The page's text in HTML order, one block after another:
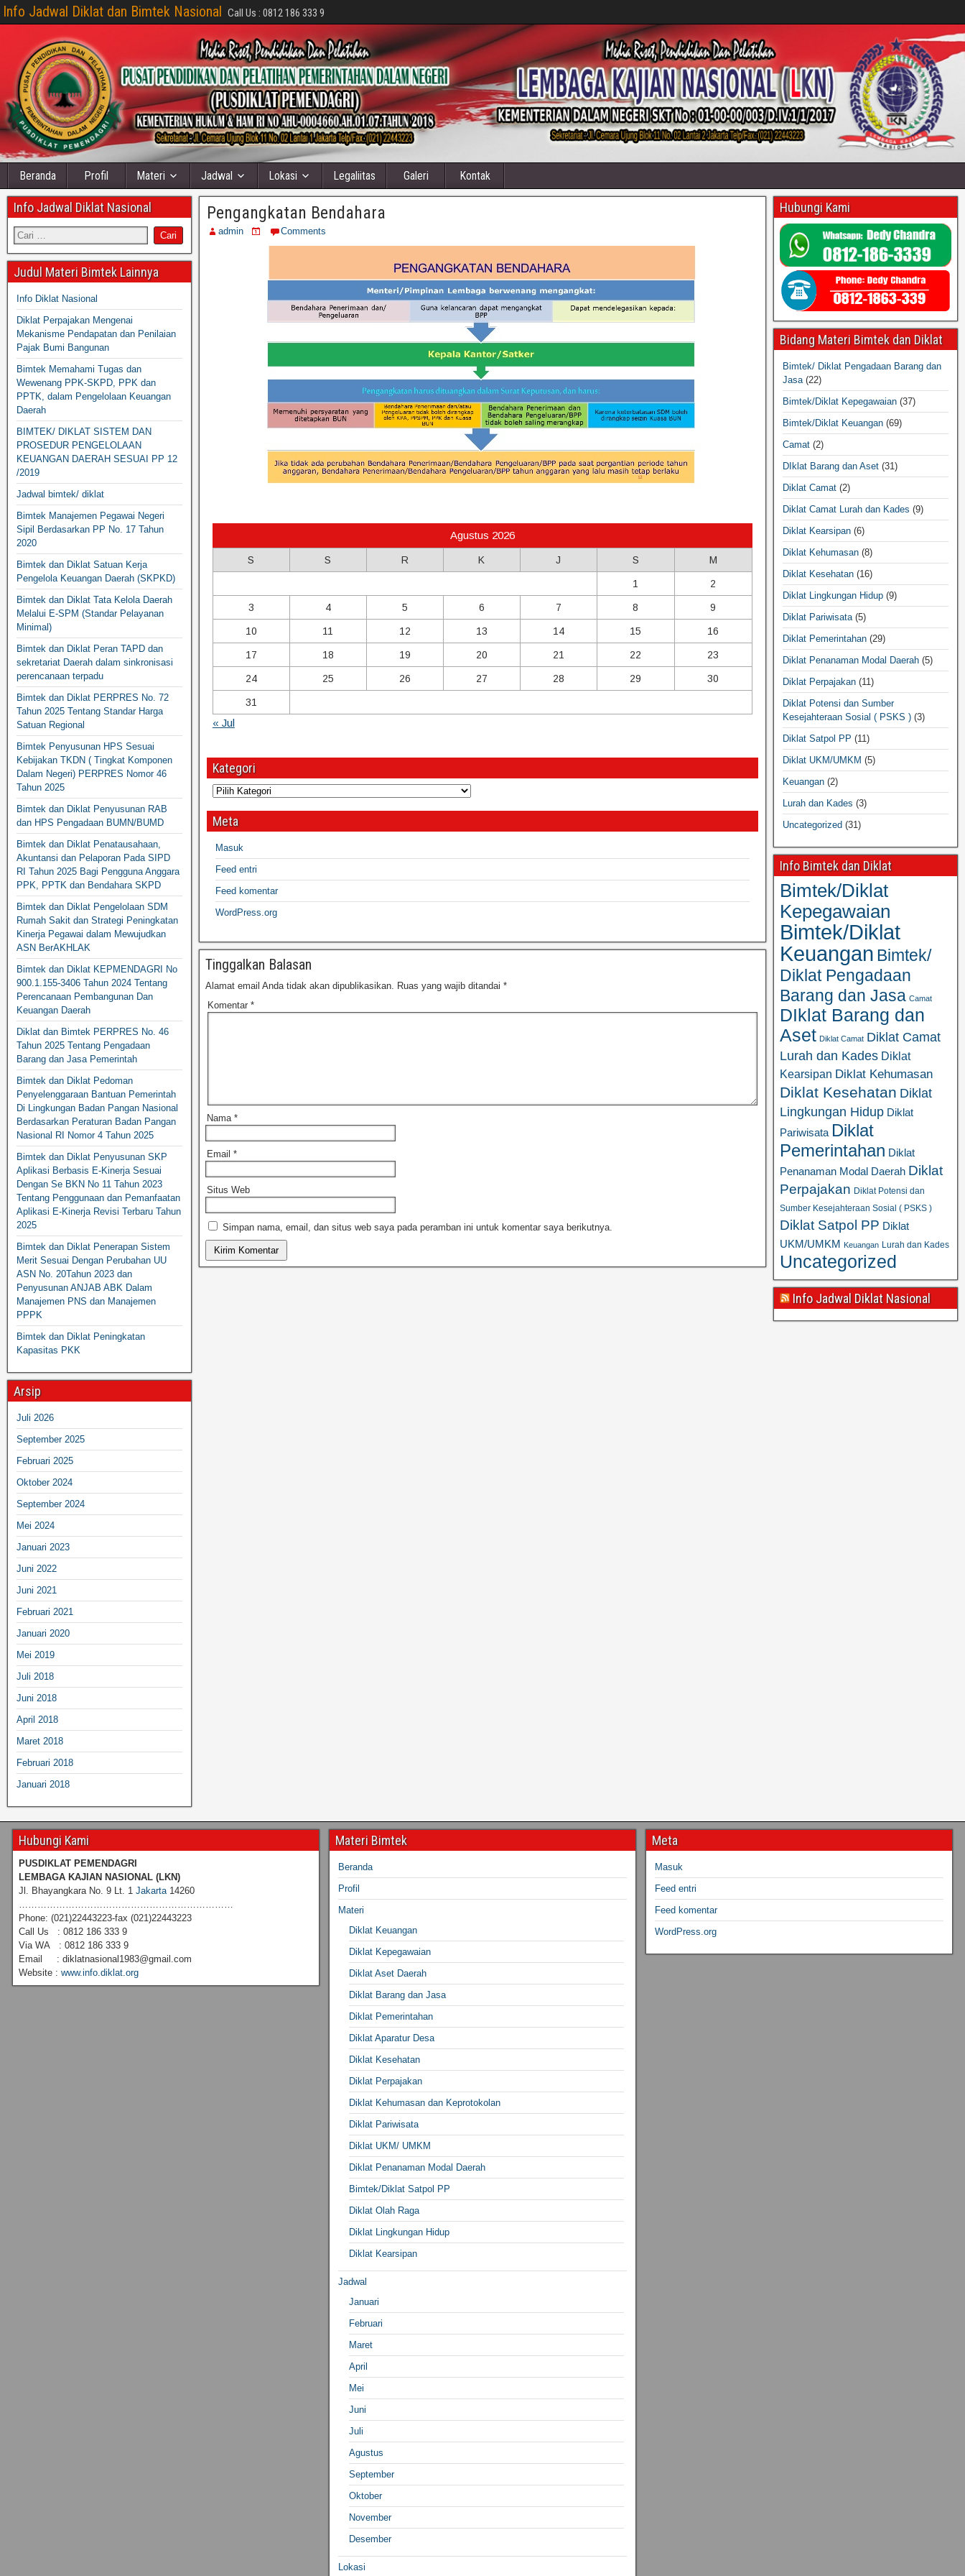
Info Jadwal Diklat dan Bimtek Nasional Call Us : 0812 186 333 9
Beranda Profil Materi Jadwal Lokasi Legaliitas Galeri Kontak
Pengangkatan Bendahara
admin Comments
Agustus 2026
S S R K J S M
1 2
3 4 5 6 7 8 9
10 11 12 13 14 15 16
17 18 19 20 21 22 23
24 25 26 27 28 29 30
31
« Jul
Kategori
Meta
Masuk
Feed entri
Feed komentar
WordPress.org
Tinggalkan Balasan
Alamat email Anda tidak akan dipublikasikan. Ruas yang wajib ditandai *
Komentar *
Nama *
Email *
Situs Web
Simpan nama, email, dan situs web saya pada peramban ini untuk komentar saya berikutnya.
Info Jadwal Diklat Nasional
Judul Materi Bimtek Lainnya
Info Diklat Nasional
Diklat Perpajakan Mengenai
Mekanisme Pendapatan dan Penilaian
Pajak Bumi Bangunan
Bimtek Memahami Tugas dan
Wewenang PPK-SKPD, PPK dan
PPTK, dalam Pengelolaan Keuangan
Daerah
BIMTEK/ DIKLAT SISTEM DAN
PROSEDUR PENGELOLAAN
KEUANGAN DAERAH SESUAI PP 12
/2019
Jadwal bimtek/ diklat
Bimtek Manajemen Pegawai Negeri
Sipil Berdasarkan PP No. 17 Tahun
2020
Bimtek dan Diklat Satuan Kerja
Pengelola Keuangan Daerah (SKPKD)
Bimtek dan Diklat Tata Kelola Daerah
Melalui E-SPM (Standar Pelayanan
Minimal)
Bimtek dan Diklat Peran TAPD dan
sekretariat Daerah dalam sinkronisasi
perencanaan terpadu
Bimtek dan Diklat PERPRES No. 72
Tahun 2025 Tentang Standar Harga
Satuan Regional
Bimtek Penyusunan HPS Sesuai
Kebijakan TKDN ( Tingkat Komponen
Dalam Negeri) PERPRES Nomor 46
Tahun 2025
Bimtek dan Diklat Penyusunan RAB
dan HPS Pengadaan BUMN/BUMD
Bimtek dan Diklat Penatausahaan,
Akuntansi dan Pelaporan Pada SIPD
RI Tahun 2025 Bagi Pengguna Anggara
PPK, PPTK dan Bendahara SKPD
Bimtek dan Diklat Pengelolaan SDM
Rumah Sakit dan Strategi Peningkatan
Kinerja Pegawai dalam Mewujudkan
ASN BerAKHLAK
Bimtek dan Diklat KEPMENDAGRI No
900.1.155-3406 Tahun 2024 Tentang
Perencanaan Pembangunan Dan
Keuangan Daerah
Diklat dan Bimtek PERPRES No. 46
Tahun 2025 Tentang Pengadaan
Barang dan Jasa Pemerintah
Bimtek dan Diklat Pedoman
Penyelenggaraan Bantuan Pemerintah
Di Lingkungan Badan Pangan Nasional
Berdasarkan Peraturan Badan Pangan
Nasional RI Nomor 4 Tahun 2025
Bimtek dan Diklat Penyusunan SKP
Aplikasi Berbasis E-Kinerja Sesuai
Dengan Se BKN No 11 Tahun 2023
Tentang Penggunaan dan Pemanfaatan
Aplikasi E-Kinerja Revisi Terbaru Tahun
2025
Bimtek dan Diklat Penerapan Sistem
Merit Sesuai Dengan Perubahan UU
ASN No. 20Tahun 2023 dan
Penyusunan ANJAB ABK Dalam
Manajemen PNS dan Manajemen
PPPK
Bimtek dan Diklat Peningkatan
Kapasitas PKK
Arsip
Juli 2026
September 2025
Februari 2025
Oktober 2024
September 2024
Mei 2024
Januari 2023
Juni 2022
Juni 2021
Februari 2021
Januari 2020
Mei 2019
Juli 2018
Juni 2018
April 2018
Maret 2018
Februari 2018
Januari 2018
Hubungi Kami
Bidang Materi Bimtek dan Diklat
Bimtek/ Diklat Pengadaan Barang dan
Jasa(22)
Bimtek/Diklat Kepegawaian (37)
Bimtek/Diklat Keuangan (69)
Camat (2)
DIklat Barang dan Aset (31)
Diklat Camat (2)
Diklat Camat Lurah dan Kades (9)
Diklat Kearsipan (6)
Diklat Kehumasan (8)
Diklat Kesehatan (16)
Diklat Lingkungan Hidup (9)
Diklat Pariwisata(5)
Diklat Pemerintahan (29)
Diklat Penanaman Modal Daerah (5)
Diklat Perpajakan (11)
Diklat Potensi dan Sumber
Kesejahteraan Sosial ( PSKS ) (3)
Diklat Satpol PP (11)
Diklat UKM/UMKM (5)
Keuangan (2)
Lurah dan Kades (3)
Uncategorized (31)
Info Bimtek dan Diklat
Bimtek/Diklat
Kepegawaian
Bimtek/Diklat
Keuangan Bimtek/
Diklat Pengadaan
Barang dan Jasa Camat
DIklat Barang dan
Aset Diklat Camat Diklat Camat
Lurah dan Kades Diklat
Kearsipan Diklat Kehumasan
Diklat Kesehatan Diklat
Lingkungan Hidup Diklat
Pariwisata Diklat
Pemerintahan Diklat
Penanaman Modal Daerah Diklat
Perpajakan Diklat Potensi dan
Sumber Kesejahteraan Sosial ( PSKS )
Diklat Satpol PP Diklat
UKM/UMKM
Keuangan Lurah dan Kades
Uncategorized
Info Jadwal Diklat Nasional
Hubungi Kami
PUSDIKLAT PEMENDAGRI
LEMBAGA KAJIAN NASIONAL (LKN)
Jl. Bhayangkara No. 9 Lt. 1 Jakarta14260
……………………………………………………………
Phone: (021)22443223-fax (021)22443223
Call Us : 0812 186 333 9
Via WA : 0812 186 333 9
Email : diklatnasional1983@gmail.com
Website : www.info.diklat.org
Materi Bimtek
Beranda
Profil
Materi
Diklat Keuangan
Diklat Kepegawaian
Diklat Aset Daerah
Diklat Barang dan Jasa
Diklat Pemerintahan
Diklat Aparatur Desa
Diklat Kesehatan
Diklat Perpajakan
Diklat Kehumasan dan Keprotokolan
Diklat Pariwisata
Diklat UKM/ UMKM
Diklat Penanaman Modal Daerah
Bimtek/Diklat Satpol PP
Diklat Olah Raga
Diklat Lingkungan Hidup
Diklat Kearsipan
Jadwal
Januari
Februari
Maret
April
Mei
Juni
Juli
Agustus
September
Oktober
November
Desember
Lokasi
Meta
Masuk
Feed entri
Feed komentar
WordPress.org